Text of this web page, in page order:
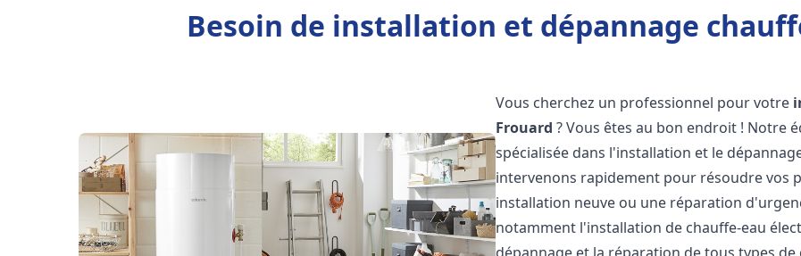
Besoin de installation et dépannage
Vous cherchez un professionnel pour votre
Frouard ? Vous êtes au bon endroit ! Notre
spécialisée dans l'installation et le
intervenons rapidement pour résoudre vos
installation neuve ou une réparation
notamment l'installation de chauffe-eau